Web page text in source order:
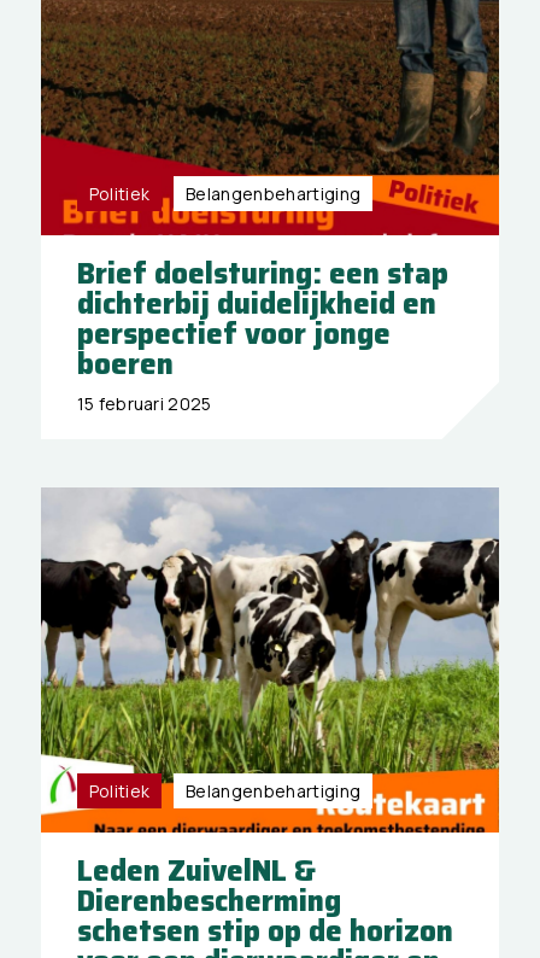
Politiek Belangen­behartiging
Brief doelsturing: een stap
dichterbij duidelijkheid en
perspectief voor jonge
boeren
15 februari 2025
Politiek Belangen­behartiging
Leden ZuivelNL &
Dierenbescherming
schetsen stip op de horizon